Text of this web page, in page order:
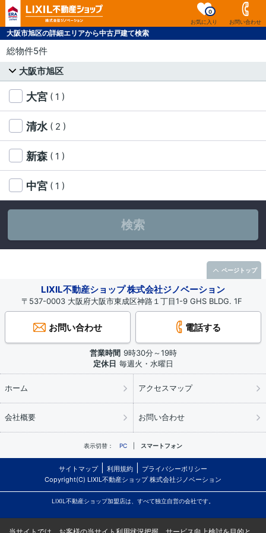
お気に入り
0
お問い合わせ
大阪市旭区の詳細エリアから中古戸建て検索
総物件5件
大阪市旭区
大宮 ( 1 )
清水 ( 2 )
新森 ( 1 )
中宮 ( 1 )
検索
LIXIL不動産ショップ 株式会社ジノベーション
〒537-0003 大阪府大阪市東成区神路１丁目1-9 GHS BLDG. 1F
お問い合わせ 電話する
営業時間 9時30分～19時
定休日 毎週火・水曜日
ホーム アクセスマップ
会社概要 お問い合わせ
表示切替： PC スマートフォン
サイトマップ 利用規約
プライバシーポリシー
Copyright(C) LIXIL不動産ショップ 株式会社ジノベーション
LIXIL不動産ショップ加盟店は、すべて独立自営の会社です。
ページトップ